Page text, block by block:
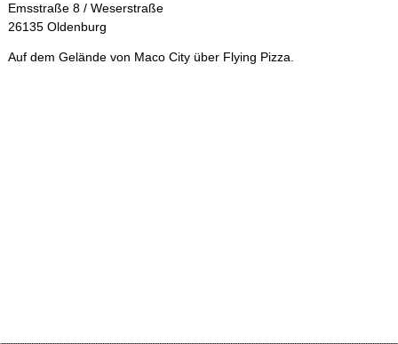
Emsstraße 8 / Weserstraße
26135 Oldenburg
Auf dem Gelände von Maco City über Flying Pizza.